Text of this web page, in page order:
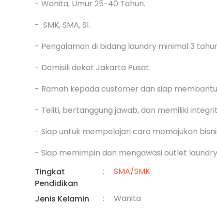
- Wanita, Umur 25-40 Tahun.
-  SMK, SMA, S1.
- Pengalaman di bidang laundry minimal 3
- Domisili dekat Jakarta Pusat.
- Ramah kepada customer dan siap
- Teliti, bertanggung jawab, dan memiliki
- Siap untuk mempelajari cara memajukan
- Siap memimpin dan mengawasi outlet
Tingkat
Pendidikan
: SMA/SMK
Jenis Kelamin : Wanita